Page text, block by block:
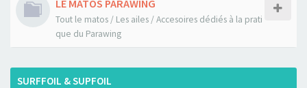
LE MATOS PARAWING
Tout le matos / Les ailes / Accesoires dédiés à la prati
que du Parawing
SURFFOIL & SUPFOIL